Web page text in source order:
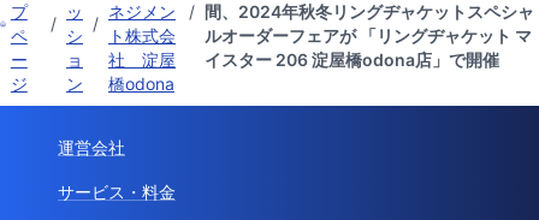
プ
ペ
ー
ジ
/
ッ
シ
ョ
ン
/
ネジメン
ト株式会
社 淀屋
橋odona
/ 間、2024年秋冬リングヂャケットスペシャ
ルオーダーフェアが 「リングヂャケット マ
イスター 206 淀屋橋odona店」で開催
運営会社
サービス・料金